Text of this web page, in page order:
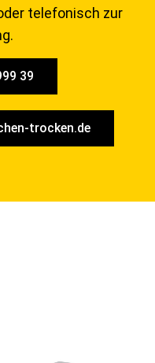
telefonisch zur
39
trocken.de